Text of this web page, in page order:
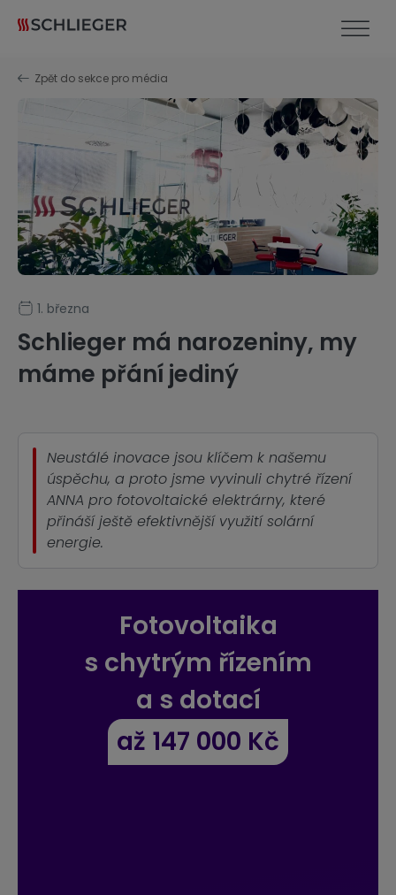
Zpět do sekce pro média
1. března
Schlieger má narozeniny, my
máme přání jediný
Neustálé inovace jsou klíčem k našemu
úspěchu, a proto jsme vyvinuli chytré řízení
ANNA pro fotovoltaické elektrárny, které
přináší ještě efektivnější využití solární
energie.
Fotovoltaika
s chytrým řízením
a s dotací
až 147 000 Kč